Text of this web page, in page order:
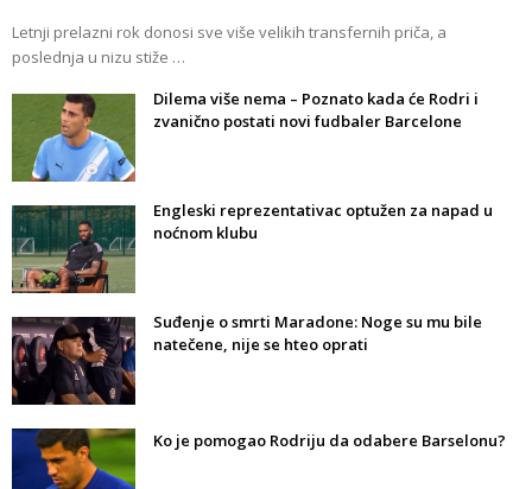
Letnji prelazni rok donosi sve više velikih transfernih priča, a
poslednja u nizu stiže …
Dilema više nema – Poznato kada će Rodri i
zvanično postati novi fudbaler Barcelone
Engleski reprezentativac optužen za napad u
noćnom klubu
Suđenje o smrti Maradone: Noge su mu bile
natečene, nije se hteo oprati
Ko je pomogao Rodriju da odabere Barselonu?